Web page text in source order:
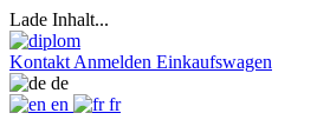
Lade Inhalt...
Kontakt Anmelden Einkaufswagen
de
en
fr